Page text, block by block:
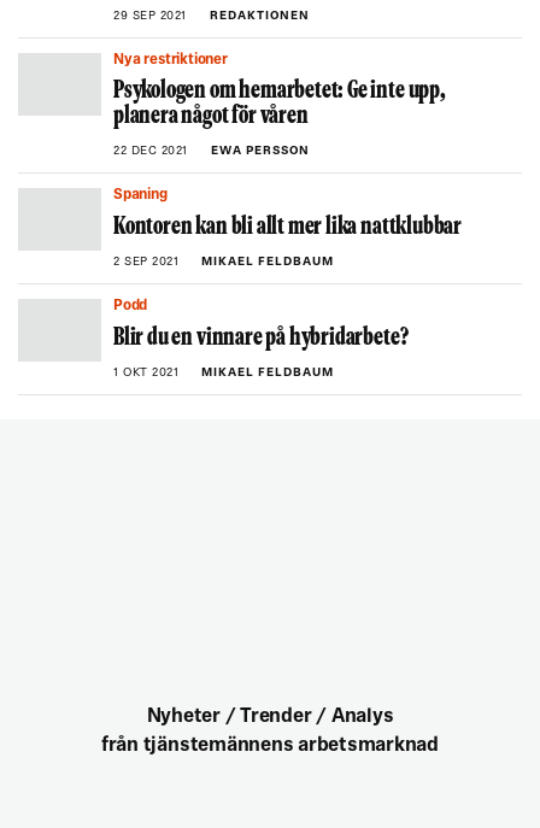
29 SEP 2021 REDAKTIONEN
Nya restriktioner
Psykologen om hemarbetet: Ge inte upp,
planera något för våren
22 DEC 2021 EWA PERSSON
Spaning
Kontoren kan bli allt mer lika nattklubbar
2 SEP 2021 MIKAEL FELDBAUM
Podd
Blir du en vinnare på hybridarbete?
1 OKT 2021 MIKAEL FELDBAUM
Nyheter / Trender / Analys
från tjänstemännens arbetsmarknad